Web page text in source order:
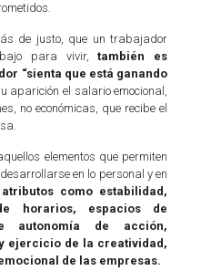
de justo, que un trabajador
para vivir,también es
“sienta que está ganando
aparición el salario emocional,
no económicas, que recibe el
elementos que permiten
en lo personal y en
como estabilidad,
horarios, espacios de
autonomía de acción,
ejercicio de la creatividad,
de las empresas.